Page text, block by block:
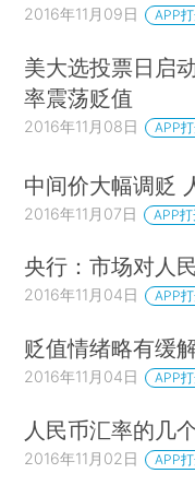
2016年11月09日 APP
美大选投票日启
率震荡贬值
2016年11月08日 APP
中间价大幅调贬
2016年11月07日 APP
央行：市场对人
2016年11月04日 APP
贬值情绪略有缓
2016年11月04日 APP
人民币汇率的几
2016年11月02日 APP